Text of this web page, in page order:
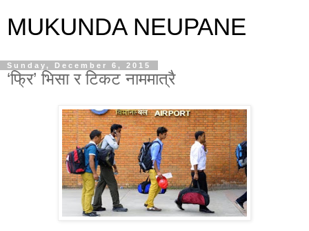
MUKUNDA NEUPANE
Sunday, December 6, 2015
‘फ्रि’ भिसा र टिकट नाममात्रै